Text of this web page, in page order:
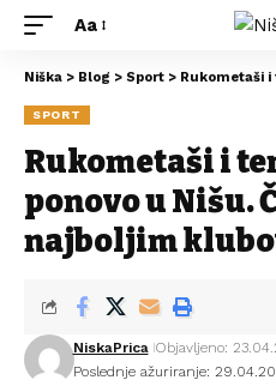
Aa
Niška > Blog > Sport > Rukometaši i teniseri
SPORT
Rukometaši i
ponovo u Nišu.
najboljim
Poslednje ažuriranje:
NiskaPrica Objavljeno: